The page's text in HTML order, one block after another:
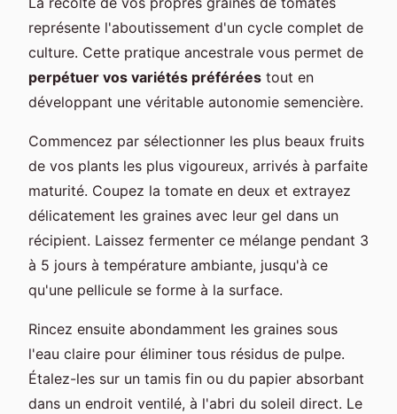
représente l'aboutissement d'un cycle complet de
culture. Cette pratique ancestrale vous permet de
perpétuer vos variétés préférées tout en
développant une véritable autonomie semencière.
Commencez par sélectionner les plus beaux fruits
de vos plants les plus vigoureux, arrivés à parfaite
maturité. Coupez la tomate en deux et extrayez
délicatement les graines avec leur gel dans un
récipient. Laissez fermenter ce mélange pendant 3
à 5 jours à température ambiante, jusqu'à ce
qu'une pellicule se forme à la surface.
Rincez ensuite abondamment les graines sous
l'eau claire pour éliminer tous résidus de pulpe.
Étalez-les sur un tamis fin ou du papier absorbant
dans un endroit ventilé, à l'abri du soleil direct. Le